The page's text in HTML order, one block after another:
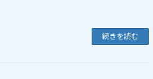
続きを読む